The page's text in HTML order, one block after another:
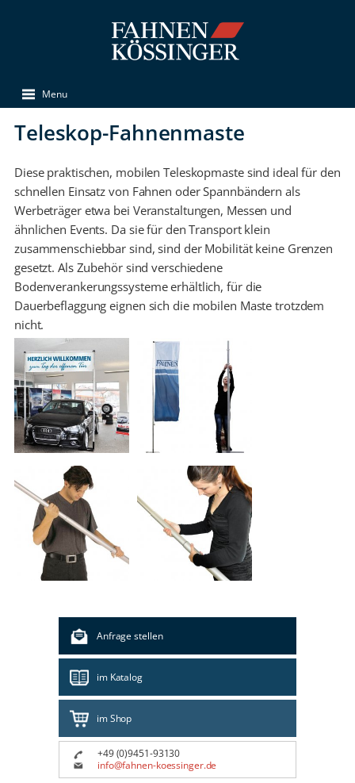
Menu
Teleskop-Fahnenmaste
Diese praktischen, mobilen Teleskopmaste sind ideal für den
schnellen Einsatz von Fahnen oder Spannbändern als
Werbeträger etwa bei Veranstaltungen, Messen und
ähnlichen Events. Da sie für den Transport klein
zusammenschiebbar sind, sind der Mobilität keine Grenzen
gesetzt. Als Zubehör sind verschiedene
Bodenverankerungssysteme erhältlich, für die
Dauerbeflaggung eignen sich die mobilen Maste trotzdem
nicht.
Anfrage stellen
im Katalog
im Shop
+49 (0)9451-93130
info@fahnen-koessinger.de